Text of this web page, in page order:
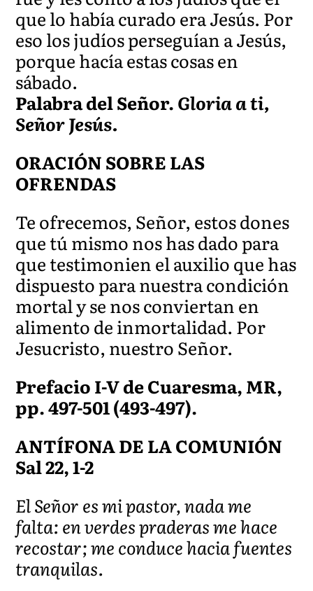
que lo había curado era Jesús. Por
eso los judíos perseguían a Jesús,
porque hacía estas cosas en
sábado.
Palabra del Señor.Gloria a ti,
Señor Jesús.
ORACIÓN SOBRE LAS
OFRENDAS
Te ofrecemos, Señor, estos dones
que tú mismo nos has dado para
que testimonien el auxilio que has
dispuesto para nuestra condición
mortal y se nos conviertan en
alimento de inmortalidad. Por
Jesucristo, nuestro Señor.
Prefacio I-V de Cuaresma, MR,
pp. 497-501 (493-497).
ANTÍFONA DE LA COMUNIÓN
Sal 22, 1-2
El Señor es mi pastor, nada me
falta: en verdes praderas me hace
recostar; me conduce hacia fuentes
tranquilas.